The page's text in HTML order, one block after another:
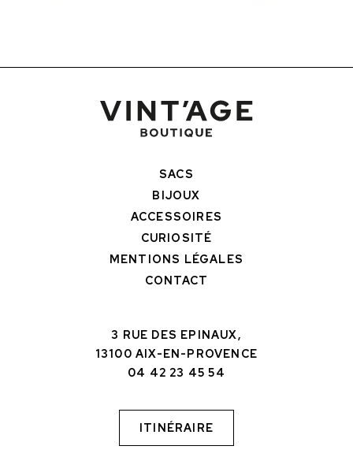
SACS
BIJOUX
ACCESSOIRES
CURIOSITÉ
MENTIONS LÉGALES
CONTACT
3 RUE DES EPINAUX,
13100 AIX-EN-PROVENCE
04 42 23 45 54
ITINÉRAIRE